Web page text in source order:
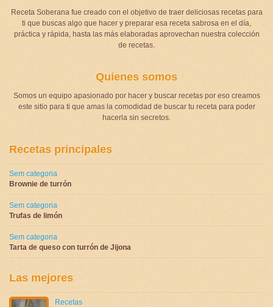
Receta Soberana fue creado con el objetivo de traer deliciosas recetas para
ti que buscas algo que hacer y preparar esa receta sabrosa en el día,
práctica y rápida, hasta las más elaboradas aprovechan nuestra colección
de recetas.
Quienes somos
Somos un equipo apasionado por hacer y buscar recetas por eso creamos
este sitio para ti que amas la comodidad de buscar tu receta para poder
hacerla sin secretos.
Recetas principales
Sem categoria
Brownie de turrón
Sem categoria
Trufas de limón
Sem categoria
Tarta de queso con turrón de Jijona
Las mejores
Recetas